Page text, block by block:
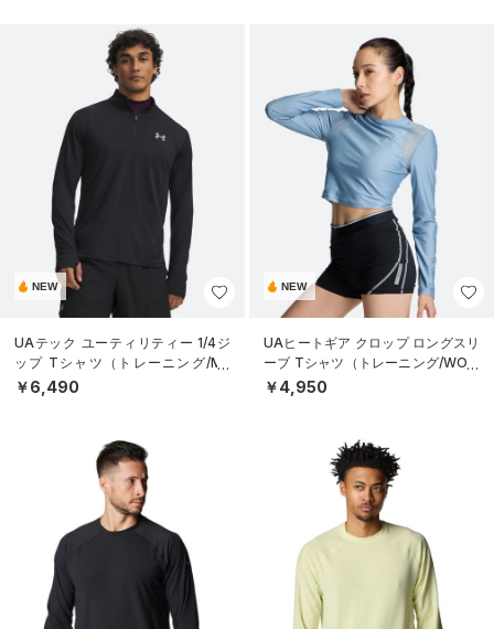
NEW
UAテック ユーティリティー 1/4ジ
ップ Tシャツ（トレーニング/ME
N）
￥6,490
NEW
UAヒートギア クロップ ロングスリ
ーブ Tシャツ（トレーニング/WOM
EN）
￥4,950